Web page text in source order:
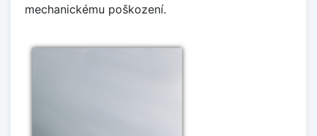
mechanickému poškození.